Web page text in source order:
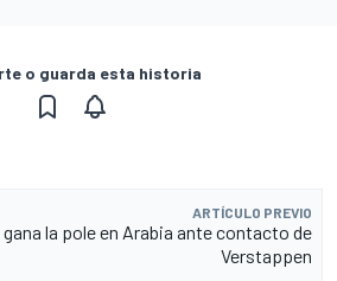
o guarda esta historia
ARTÍCULO PREVIO
la pole en Arabia ante contacto de
Verstappen